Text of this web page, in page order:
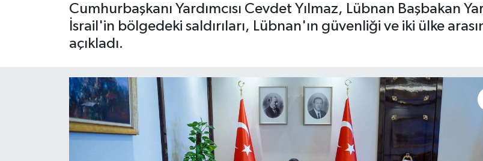
Cumhurbaşkanı Yardımcısı Cevdet Yılmaz, Lübnan Başbakan
İsrail'in bölgedeki saldırıları, Lübnan'ın güvenliği ve iki ülke
açıkladı.
Gündem
Magazin